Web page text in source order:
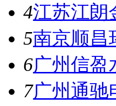
4江苏江朗
5南京顺昌
6广州信盈
7广州通驰